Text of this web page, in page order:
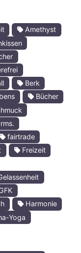
Amethyst
Berk
Bücher
fairtrade
Freizeit
Harmonie
Yoga